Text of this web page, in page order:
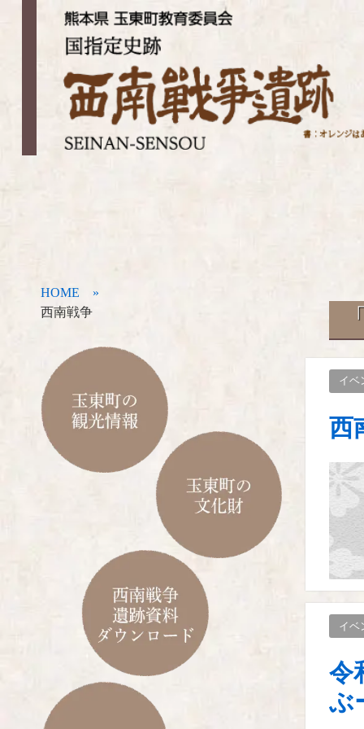
イベ
西
イベ
令
ぶ
HOME »
西南戦争